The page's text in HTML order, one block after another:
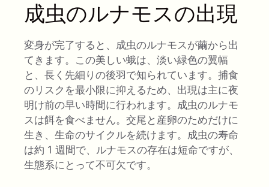
成虫のルナモスの出現
変身が完了すると、成虫のルナモスが繭から出
てきます。この美しい蛾は、淡い緑色の翼幅
と、長く先細りの後羽で知られています。捕食
のリスクを最小限に抑えるため、出現は主に夜
明け前の早い時間に行われます。成虫のルナモ
スは餌を食べません。交尾と産卵のためだけに
生き、生命のサイクルを続けます。成虫の寿命
は約 1 週間で、ルナモスの存在は短命ですが、
生態系にとって不可欠です。